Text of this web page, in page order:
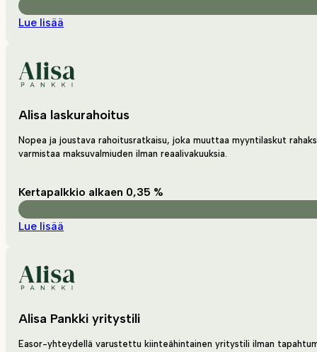
Lue lisää
Alisa laskurahoitus
Nopea ja joustava rahoitusratkaisu, joka muuttaa myyntilaskut
varmistaa maksuvalmiuden ilman reaalivakuuksia.
Kertapalkkio alkaen 0,35 %
Lue lisää
Alisa Pankki yritystili
Easor-yhteydellä varustettu kiinteähintainen yritystili ilman